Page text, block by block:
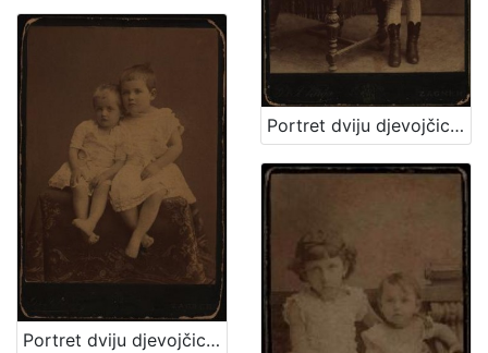
Portret dviju djevojčica / [Gjuro Varga] ; [izradio atelier] G. & I. Varga
Portret dviju djevojčica u bijelim haljinicama / [Gjuro Varga] ; [izradio fotografski atelijer] G. & I. Varga